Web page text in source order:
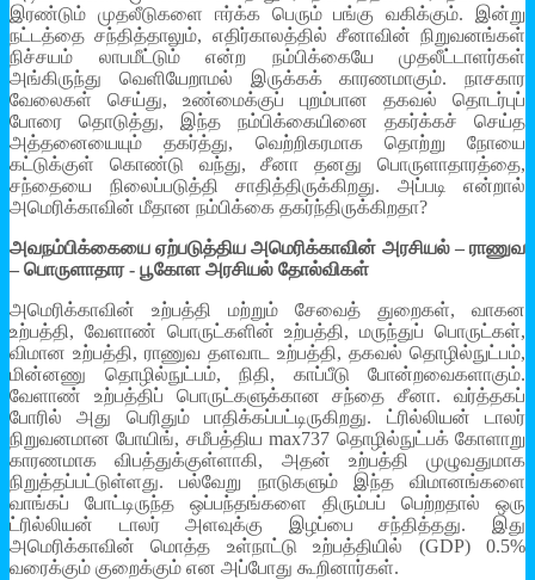
இரண்டும் முதலீடுகளை ஈர்க்க பெரும் பங்கு வகிக்கும். இன்று
நட்டத்தை சந்தித்தாலும், எதிர்காலத்தில் சீனாவின் நிறுவனங்கள்
நிச்சயம் லாபமீட்டும் என்ற நம்பிக்கையே முதலீட்டாளர்கள்
அங்கிருந்து வெளியேறாமல் இருக்கக் காரணமாகும். நாசகார
வேலைகள் செய்து, உண்மைக்குப் புறம்பான தகவல் தொடர்புப்
போரை தொடுத்து, இந்த நம்பிக்கையினை தகர்க்கச் செய்த
அத்தனையையும் தகர்த்து, வெற்றிகரமாக தொற்று நோயை
கட்டுக்குள் கொண்டு வந்து, சீனா தனது பொருளாதாரத்தை,
சந்தையை நிலைப்படுத்தி சாதித்திருக்கிறது. அப்படி என்றால்
அமெரிக்காவின் மீதான நம்பிக்கை தகர்ந்திருக்கிறதா?
அவநம்பிக்கையை ஏற்படுத்திய அமெரிக்காவின் அரசியல் – ராணுவ
– பொருளாதார - பூகோள அரசியல் தோல்விகள்
அமெரிக்காவின் உற்பத்தி மற்றும் சேவைத் துறைகள், வாகன
உற்பத்தி, வேளாண் பொருட்களின் உற்பத்தி, மருந்துப் பொருட்கள்,
விமான உற்பத்தி, ராணுவ தளவாட உற்பத்தி, தகவல் தொழில்நுட்பம்,
மின்னணு தொழில்நுட்பம், நிதி, காப்பீடு போன்றவைகளாகும்.
வேளாண் உற்பத்திப் பொருட்களுக்கான சந்தை சீனா. வர்த்தகப்
போரில் அது பெரிதும் பாதிக்கப்பட்டிருகிறது. ட்ரில்லியன் டாலர்
நிறுவனமான போயிங், சமீபத்திய max737 தொழில்நுட்பக் கோளாறு
காரணமாக விபத்துக்குள்ளாகி, அதன் உற்பத்தி முழுவதுமாக
நிறுத்தப்பட்டுள்ளது. பல்வேறு நாடுகளும் இந்த விமானங்களை
வாங்கப் போட்டிருந்த ஒப்பந்தங்களை திரும்பப் பெற்றதால் ஒரு
ட்ரில்லியன் டாலர் அளவுக்கு இழப்பை சந்தித்தது. இது
அமெரிக்காவின் மொத்த உள்நாட்டு உற்பத்தியில் (GDP) 0.5%
வரைக்கும் குறைக்கும் என அப்போது கூறினார்கள்.